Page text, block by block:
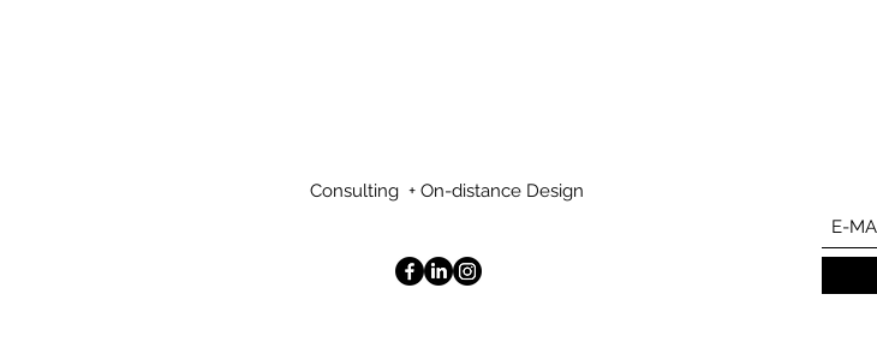
Consulting + On-distance Design